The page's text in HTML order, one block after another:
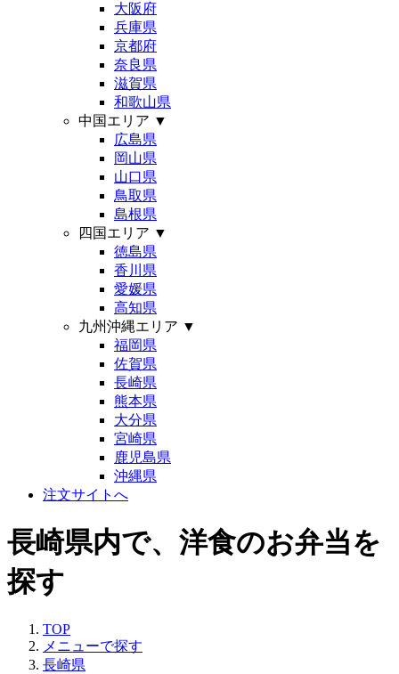
大阪府
兵庫県
京都府
奈良県
滋賀県
和歌山県
中国エリア ▼
広島県
岡山県
山口県
鳥取県
島根県
四国エリア ▼
徳島県
香川県
愛媛県
高知県
九州沖縄エリア ▼
福岡県
佐賀県
長崎県
熊本県
大分県
宮崎県
鹿児島県
沖縄県
注文サイトへ
長崎県内で、洋食のお弁当を
探す
TOP
メニューで探す
長崎県